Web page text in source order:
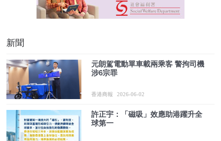
新聞
元朗駕電動單車載兩乘客 警拘司機
涉6宗罪
香港商報 2026-06-02
許正宇：「磁吸」效應助港躍升全
球第一